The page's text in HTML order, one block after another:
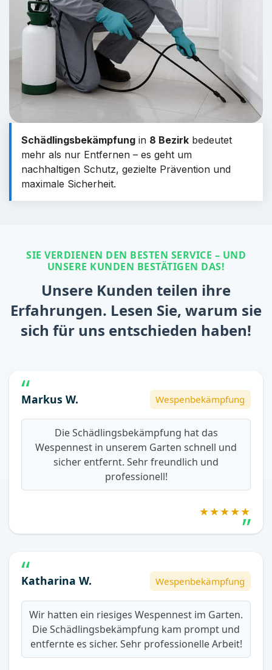
Schädlingsbekämpfung in 8 Bezirk bedeutet
mehr als nur Entfernen – es geht um
nachhaltigen Schutz, gezielte Prävention und
maximale Sicherheit.
SIE VERDIENEN DEN BESTEN SERVICE – UND
UNSERE KUNDEN BESTÄTIGEN DAS!
Unsere Kunden teilen ihre
Erfahrungen. Lesen Sie, warum sie
sich für uns entschieden haben!
Markus W. Wespenbekämpfung
Die Schädlingsbekämpfung hat das
Wespennest in unserem Garten schnell und
sicher entfernt. Sehr freundlich und
professionell!
★★★★★
Katharina W. Wespenbekämpfung
Wir hatten ein riesiges Wespennest im Garten.
Die Schädlingsbekämpfung kam prompt und
entfernte es sicher. Sehr professionelle Arbeit!